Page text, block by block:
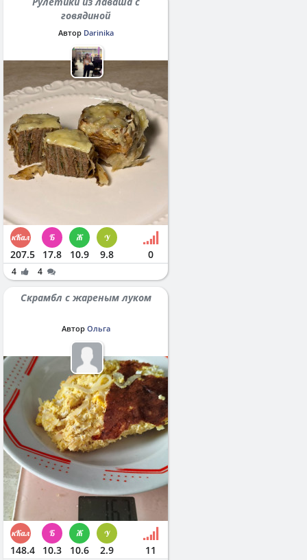
говядиной
Автор Darinika
207.5 17.8 10.9 9.8 0
4 4
Скрамбл с жареным луком
Автор Ольга
148.4 10.3 10.6 2.9 11